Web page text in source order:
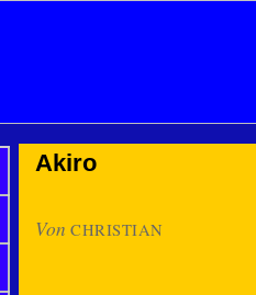
Akiro
Von CHRISTIAN